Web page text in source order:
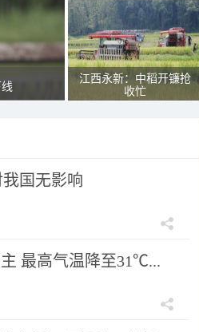
江西永新：中稻开镰抢
收忙
国无影响
最高气温降至31℃...